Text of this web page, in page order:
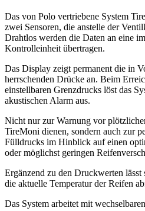
Das von Polo vertriebene System
zwei Sensoren, die anstelle der
Drahtlos werden die Daten an eine
Kontrolleinheit übertragen.
Das Display zeigt permanent die in
herrschenden Drücke an. Beim
einstellbaren Grenzdrucks löst das
akustischen Alarm aus.
Nicht nur zur Warnung vor
TireMoni dienen, sondern auch zur
Fülldrucks im Hinblick auf einen
oder möglichst geringen
Ergänzend zu den Druckwerten
die aktuelle Temperatur der Reifen
Das System arbeitet mit